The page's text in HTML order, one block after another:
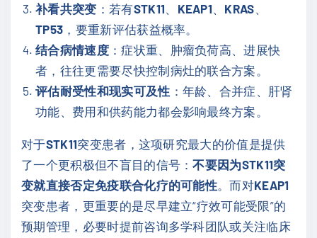
补看共突变 ：若有STK11 KEAP1 KRAS
TP53 ，要重新评估获益概率。
结合病情速度：症状重、肿瘤负荷高、进展快
者，往往更需要尽快控制病灶的联合方案。
评估耐受性和现实可及性 ：年龄、合并症、肝肾
功能、费用和供药能力都会影响最终方案。
对于STK11突变患者，这项研究最大的价值是提供
了一个更积极但不盲目的信号：不要因为STK11突
变就直接否定免疫联合化疗的可能性 。而对KEAP1
突变患者，更重要的是尽早建立“疗效可能受限”的
预期管理，必要时提前咨询多学科团队或关注临床